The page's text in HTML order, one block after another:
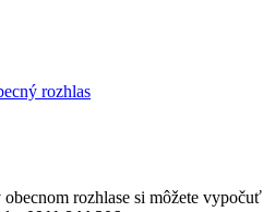
rozhlase si môžete vypočuť